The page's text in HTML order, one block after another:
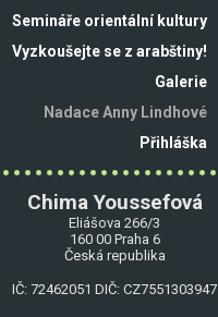
Semináře orientální kultury
Vyzkoušejte se z arabštiny!
Galerie
Nadace Anny Lindhové
Přihláška
Chima Youssefová
Eliášova 266/3
160 00 Praha 6
Česká republika
IČ: 72462051 DIČ: CZ7551303947